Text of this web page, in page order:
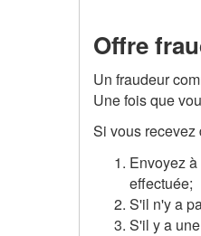
Offre
Un fraudeur
Une fois que
Si vous recevez
Envoyez
effectuée;
S'il n'y a
S'il y a